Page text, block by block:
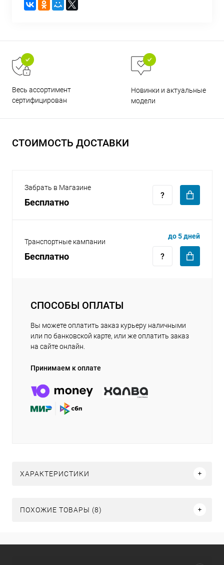
Весь ассортимент
сертифицирован
Новинки и актуальные
модели
СТОИМОСТЬ ДОСТАВКИ
Забрать в Магазине
Бесплатно
Транспортные кампании
Бесплатно
до 5 дней
СПОСОБЫ ОПЛАТЫ
Вы можете оплатить заказ курьеру наличными
или по банковской карте, или же оплатить заказ
на сайте онлайн.
Принимаем к оплате
ХАРАКТЕРИСТИКИ
ПОХОЖИЕ ТОВАРЫ (8)
раз в 2 недели